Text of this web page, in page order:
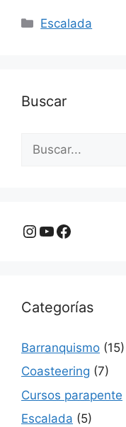
Categorías
Escalada
Buscar
Instagram
YouTube
Facebook
Categorías
Barranquismo (15)
Coasteering (7)
Cursos parapente
Escalada (5)